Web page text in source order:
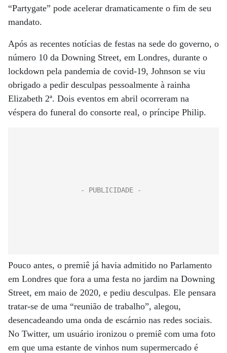
“Partygate” pode acelerar dramaticamente o fim de seu
mandato.
Após as recentes notícias de festas na sede do governo, o
número 10 da Downing Street, em Londres, durante o
lockdown pela pandemia de covid-19, Johnson se viu
obrigado a pedir desculpas pessoalmente à rainha
Elizabeth 2ª. Dois eventos em abril ocorreram na
véspera do funeral do consorte real, o príncipe Philip.
Pouco antes, o premiê já havia admitido no Parlamento
em Londres que fora a uma festa no jardim na Downing
Street, em maio de 2020, e pediu desculpas. Ele pensara
tratar-se de uma “reunião de trabalho”, alegou,
desencadeando uma onda de escárnio nas redes sociais.
No Twitter, um usuário ironizou o premiê com uma foto
em que uma estante de vinhos num supermercado é